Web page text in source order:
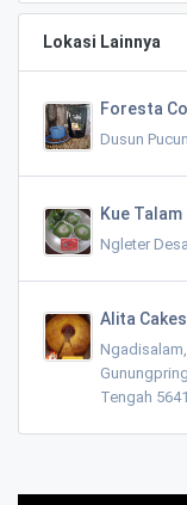
Lokasi Lainnya
Foresta
Dusun
Kue Talam
Ngleter
Alita Cakes
Tengah